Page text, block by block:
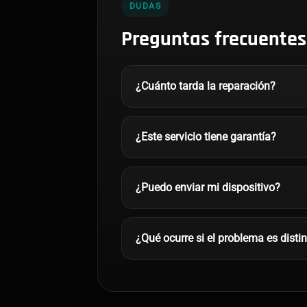
DUDAS
Preguntas frecuentes
¿Cuánto tarda la reparación?
¿Este servicio tiene garantía?
¿Puedo enviar mi dispositivo?
¿Qué ocurre si el problema es